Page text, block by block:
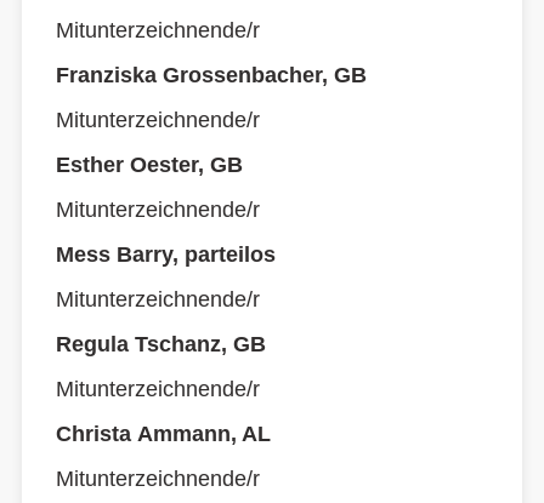
Mitunterzeichnende/r
Franziska Grossenbacher, GB
Mitunterzeichnende/r
Esther Oester, GB
Mitunterzeichnende/r
Mess Barry, parteilos
Mitunterzeichnende/r
Regula Tschanz, GB
Mitunterzeichnende/r
Christa Ammann, AL
Mitunterzeichnende/r